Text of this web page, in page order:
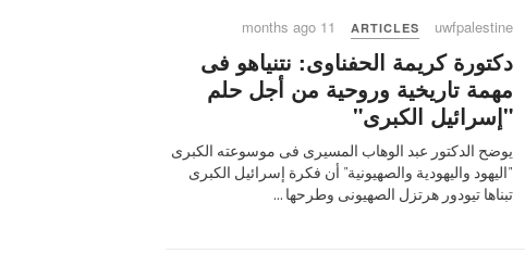
uwfpalestine
ARTICLES
11 months ago
دكتورة كريمة الحفناوى: نتنياهو فى
مهمة تاريخية وروحية من أجل حلم
"إسرائيل الكبرى"
يوضح الدكتور عبد الوهاب المسيرى فى موسوعته الكبرى
"اليهود واليهودية والصهيونية" أن فكرة إسرائيل الكبرى
تبناها تيودور هرتزل الصهيونى وطرحها ...